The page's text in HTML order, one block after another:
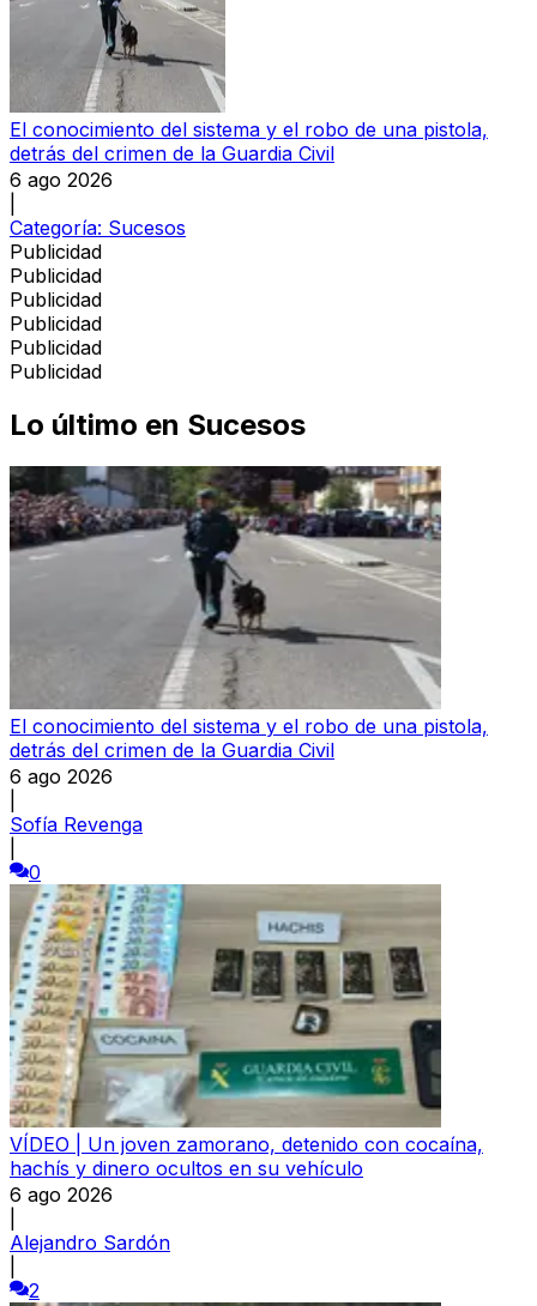
El conocimiento del sistema y el robo de una pistola,
detrás del crimen de la Guardia Civil
6 ago 2026
Categoría: Sucesos
Publicidad
Publicidad
Publicidad
Publicidad
Publicidad
Publicidad
Lo último en Sucesos
El conocimiento del sistema y el robo de una pistola,
detrás del crimen de la Guardia Civil
6 ago 2026
Sofía Revenga
0
VÍDEO | Un joven zamorano, detenido con cocaína,
hachís y dinero ocultos en su vehículo
6 ago 2026
Alejandro Sardón
2